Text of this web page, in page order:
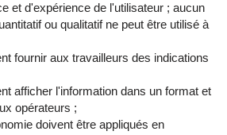
et d'expérience de l'utilisateur ; aucun
ou qualitatif ne peut être utilisé à
fournir aux travailleurs des indications
afficher l'information dans un format et
opérateurs ;
doivent être appliqués en